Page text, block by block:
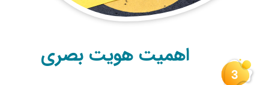
اهمیت هویت بصری